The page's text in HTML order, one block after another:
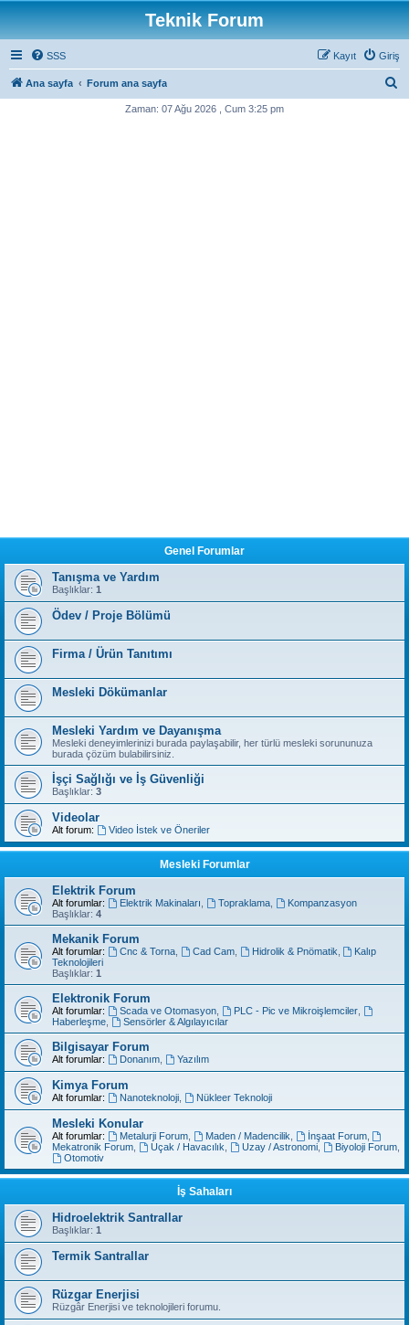
Teknik Forum
SSS Giriş
Kayıt
Ana sayfa Forum ana sayfa
Zaman: 07 Ağu 2026 , Cum 3:25 pm
Genel Forumlar
Tanışma ve Yardım
Başlıklar: 1
Ödev / Proje Bölümü
Firma / Ürün Tanıtımı
Mesleki Dökümanlar
Mesleki Yardım ve Dayanışma
Mesleki deneyimlerinizi burada paylaşabilir, her türlü mesleki sorununuza
burada çözüm bulabilirsiniz.
İşçi Sağlığı ve İş Güvenliği
Başlıklar: 3
Videolar
Alt forum: Video İstek ve Öneriler
Mesleki Forumlar
Elektrik Forum
Alt forumlar: Elektrik Makinaları Topraklama,
Kompanzasyon
Başlıklar: 4
Mekanik Forum
Alt forumlar: Cnc & Torna, Cad Cam, Hidrolik & Pnömatik
Kalıp
Teknolojileri
Başlıklar: 1
Elektronik Forum
Alt forumlar: Scada ve Otomasyon, PLC - Pic ve Mikroişlemciler,
Haberleşme
Sensörler & Algılayıcılar
Bilgisayar Forum
Alt forumlar: Donanım, Yazılım
Kimya Forum
Alt forumlar: Nanoteknoloji, Nükleer Teknoloji
Mesleki Konular
Alt forumlar: Metalurji Forum, Maden / Madencilik İnşaat Forum,
Mekatronik Forum
Uçak / Havacılık Uzay / Astronomi, Biyoloji Forum,
Otomotiv
İş Sahaları
Hidroelektrik Santrallar
Başlıklar: 1
Termik Santrallar
Rüzgar Enerjisi
Rüzgâr Enerjisi ve teknolojileri forumu.